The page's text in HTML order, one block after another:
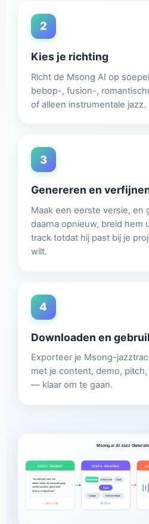
2
Kies je richting
Richt de Msong AI op
bebop-, fusion-,
of alleen instrumentale jazz.
3
Genereren en
Maak een eerste versie, en
daarna opnieuw, breid hem
track totdat hij past bij je
wilt.
4
Downloaden en
Exporteer je Msong-
met je content, demo,
— klaar om te gaan.
STAP 1 · PROMPT
"smooth jazz voor een
dakterrasbar bij zonsondergang,
zachte saxofoon, geborsteld
drums, matig tempo"
✨ Beschrijf
STAP 2 · RICHTING
Gladstrijkend Schommel Gaaf
Fusie
Lounge Instrumentaal
🎯 Vorm
Msong.ai AI Jazz